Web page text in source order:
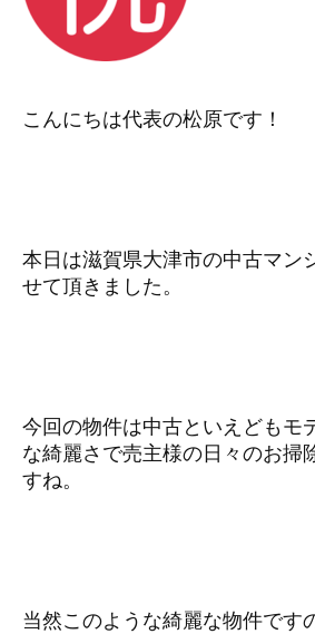
こんにちは代表の松原です！
本日は滋賀県大津市の中古マン
せて頂きました。
今回の物件は中古といえどもモ
な綺麗さで売主様の日々のお掃
すね。
当然このような綺麗な物件です